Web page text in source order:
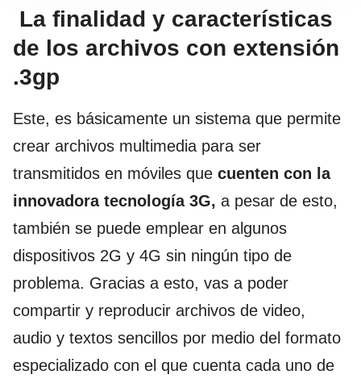
La finalidad y características
de los archivos con extensión
.3gp
Este, es básicamente un sistema que permite
crear archivos multimedia para ser
transmitidos en móviles que cuenten con la
innovadora tecnología 3G, a pesar de esto,
también se puede emplear en algunos
dispositivos 2G y 4G sin ningún tipo de
problema. Gracias a esto, vas a poder
compartir y reproducir archivos de video,
audio y textos sencillos por medio del formato
especializado con el que cuenta cada uno de